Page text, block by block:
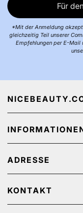
Für
*Mit der Anmeldung
gleichzeitig Teil unserer
Empfehlungen per E-
Über uns
Jobs
Sendungsverfolgung
AGB
Rücksendung
ADRESSE
Stærevej 2,
6705 Esbjerg,
KONTAKT